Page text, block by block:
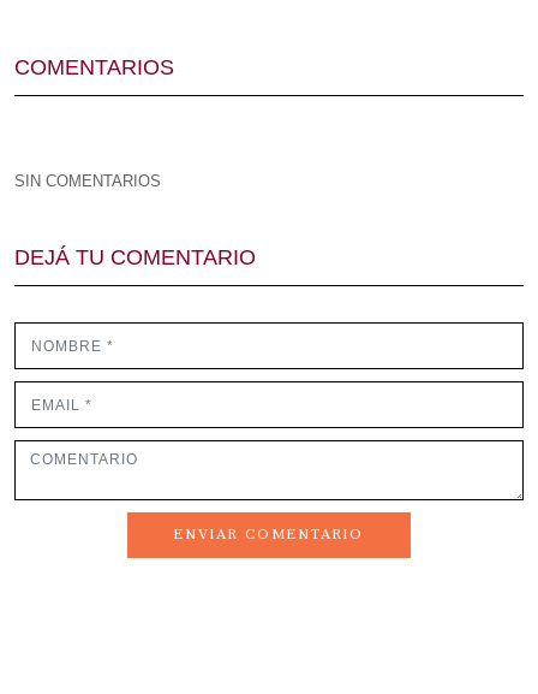
COMENTARIOS
SIN COMENTARIOS
DEJÁ TU COMENTARIO
ENVIAR COMENTARIO